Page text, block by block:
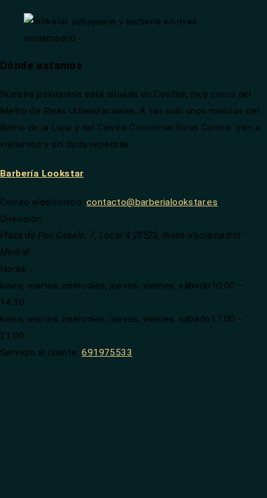
Dónde estamos
Nuestra peluquería está situada en Covibar, muy cerca del
Metro de Rivas Urbanizaciones. A tan solo unos minutos del
Barrio de la Luna y del Centro Comercial Rivas Centro. Ven a
visitarnos y sin duda repetirás.
Barbería Lookstar
Correo electrónico: contacto@barberialookstar.es
Dirección:
Plaza de Pau Casals, 7, Local 4 28523, Rivas-Vaciamadrid
Madrid
Horas:
lunes, martes, miércoles, jueves, viernes, sábado 10:00 –
14:30
lunes, martes, miércoles, jueves, viernes, sábado 17:00 –
21:00
Servicio al cliente: 691975533